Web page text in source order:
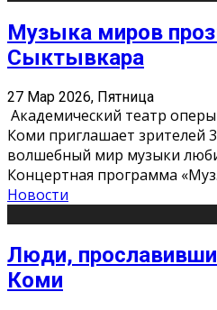
Музыка миров
Сыктывкара
27 Мар 2026, Пятница
Академический театр
Коми приглашает зрителей
волшебный мир музыки
Концертная программа «Муз
Новости
Люди,
Коми